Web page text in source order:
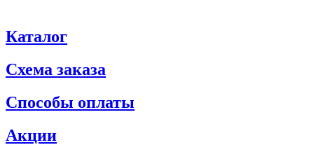
Каталог
Схема заказа
Способы оплаты
Акции